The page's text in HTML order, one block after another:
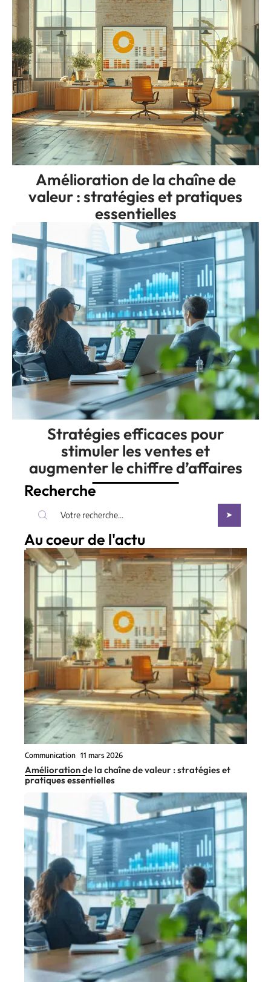
Amélioration de la chaîne de
valeur : stratégies et pratiques
essentielles
Stratégies efficaces pour
stimuler les ventes et
augmenter le chiffre d’affaires
Recherche
Au coeur de l'actu
Communication 11 mars 2026
Amélioration de la chaîne de valeur : stratégies et
pratiques essentielles